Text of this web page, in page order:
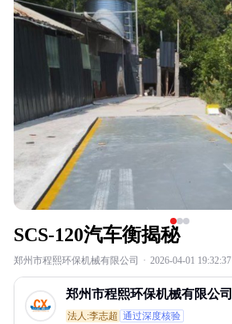
SCS-120汽车衡揭秘
郑州市程熙环保机械有限公司 · 2026-04-01 19:32:37
郑州市程熙环保机械有限公司
法人:李志超 通过深度核验